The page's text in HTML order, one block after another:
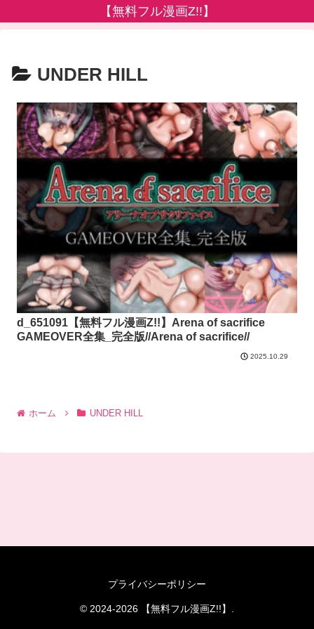
【無料フル漫画Z!!】
UNDER HILL
d_651091【無料フル漫画Z!!】Arena of sacrifice
GAMEOVER全集_完全版//Arena of sacrifice//
2025.10.29
ホーム UNDER HILL
プライバシーポリシー
© 2024-2026 【無料フル漫画Z!!】.